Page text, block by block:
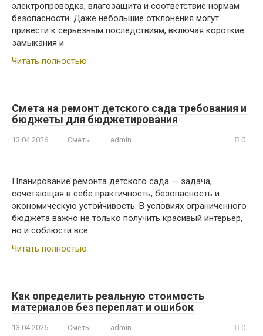
электропроводка, влагозащита и соответствие нормам
безопасности. Даже небольшие отклонения могут
привести к серьезным последствиям, включая короткие
замыкания и
Читать полностью
Смета на ремонт детского сада требования и
бюджеты для бюджетирования
13.04.2026 Сметы admin 0
Планирование ремонта детского сада — задача,
сочетающая в себе практичность, безопасность и
экономическую устойчивость. В условиях ограниченного
бюджета важно не только получить красивый интерьер,
но и соблюсти все
Читать полностью
Как определить реальную стоимость
материалов без переплат и ошибок
13.04.2026 Сметы admin 0